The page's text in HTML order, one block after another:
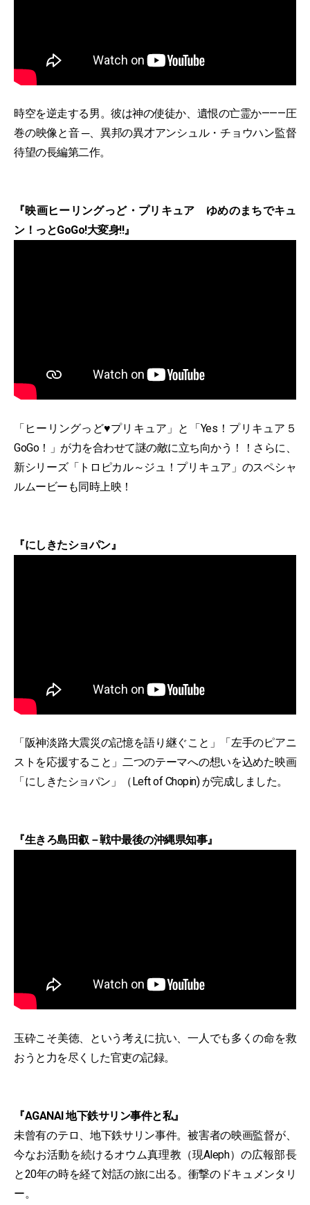
時空を逆走する男。彼は神の使徒か、遺恨の亡霊か———圧
巻の映像と音 ─、異邦の異才アンシュル・チョウハン監督
待望の長編第二作。
『映画ヒーリングっど・プリキュア ゆめのまちでキュ
ン！っとGoGo!大変身!!』
「ヒーリングっど♥プリキュア」と「Yes！プリキュア５
GoGo！」が力を合わせて謎の敵に立ち向かう！！さらに、
新シリーズ「トロピカル～ジュ！プリキュア」のスペシャ
ルムービーも同時上映！
『にしきたショパン』
「阪神淡路大震災の記憶を語り継ぐこと」「左手のピアニ
ストを応援すること」二つのテーマへの想いを込めた映画
「にしきたショパン」（Left of Chopin) が完成しました。
『生きろ島田叡－戦中最後の沖縄県知事』
玉砕こそ美徳、という考えに抗い、一人でも多くの命を救
おうと力を尽くした官吏の記録。
『AGANAI 地下鉄サリン事件と私』
未曾有のテロ、地下鉄サリン事件。被害者の映画監督が、
今なお活動を続けるオウム真理教（現Aleph）の広報部長
と20年の時を経て対話の旅に出る。衝撃のドキュメンタリ
ー。